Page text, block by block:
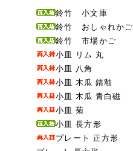
鈴竹 小文庫
鈴竹 おしゃれかご
鈴竹 市場かご
小皿 リム 丸
小皿 八角
小皿 木瓜 錆釉
小皿 木瓜 青白磁
小皿 菊
小皿 長方形
プレート 正方形